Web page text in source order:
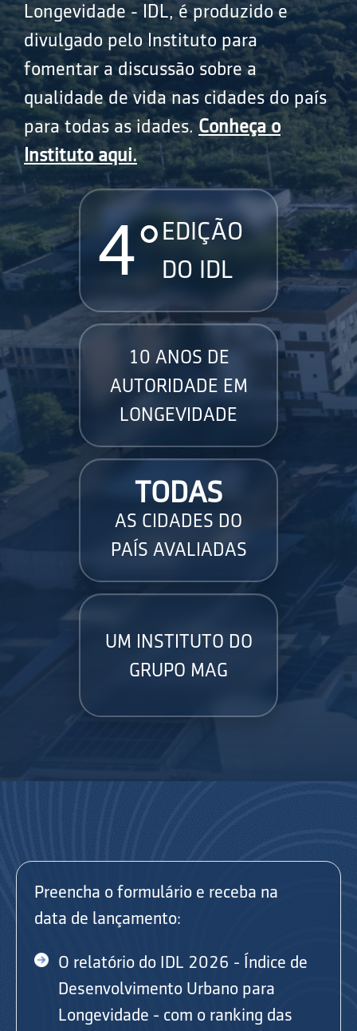
Longevidade - IDL, é produzido e
divulgado pelo Instituto para
fomentar a discussão sobre a
qualidade de vida nas cidades do país
para todas as idades.Conheça o
Instituto aqui.
4° EDIÇÃO
DO IDL
10 ANOS DE
AUTORIDADE EM
LONGEVIDADE
TODAS
AS CIDADES DO
PAÍS AVALIADAS
UM INSTITUTO DO
GRUPO MAG
Preencha o formulário e receba na
data de lançamento:
O relatório do IDL 2026 - Índice de
Desenvolvimento Urbano para
Longevidade - com o ranking das